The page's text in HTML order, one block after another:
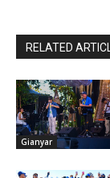
RELATED
Gianyar